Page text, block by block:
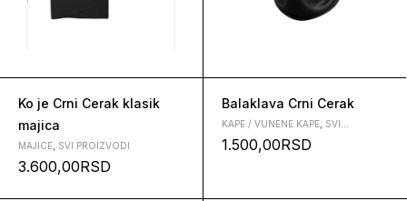
Ko je Crni Cerak klasik
majica
MAJICE SVI PROIZVODI
3.600,00RSD
Balaklava Crni Cerak
KAPE / VUNENE KAPE SVI
1.500,00RSD